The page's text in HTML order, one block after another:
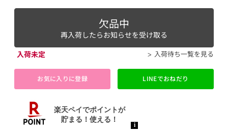
欠品中
再入荷したらお知らせを受け取る
入荷未定
入荷待ち一覧を見る
お気に入りに登録 LINEでおねだり